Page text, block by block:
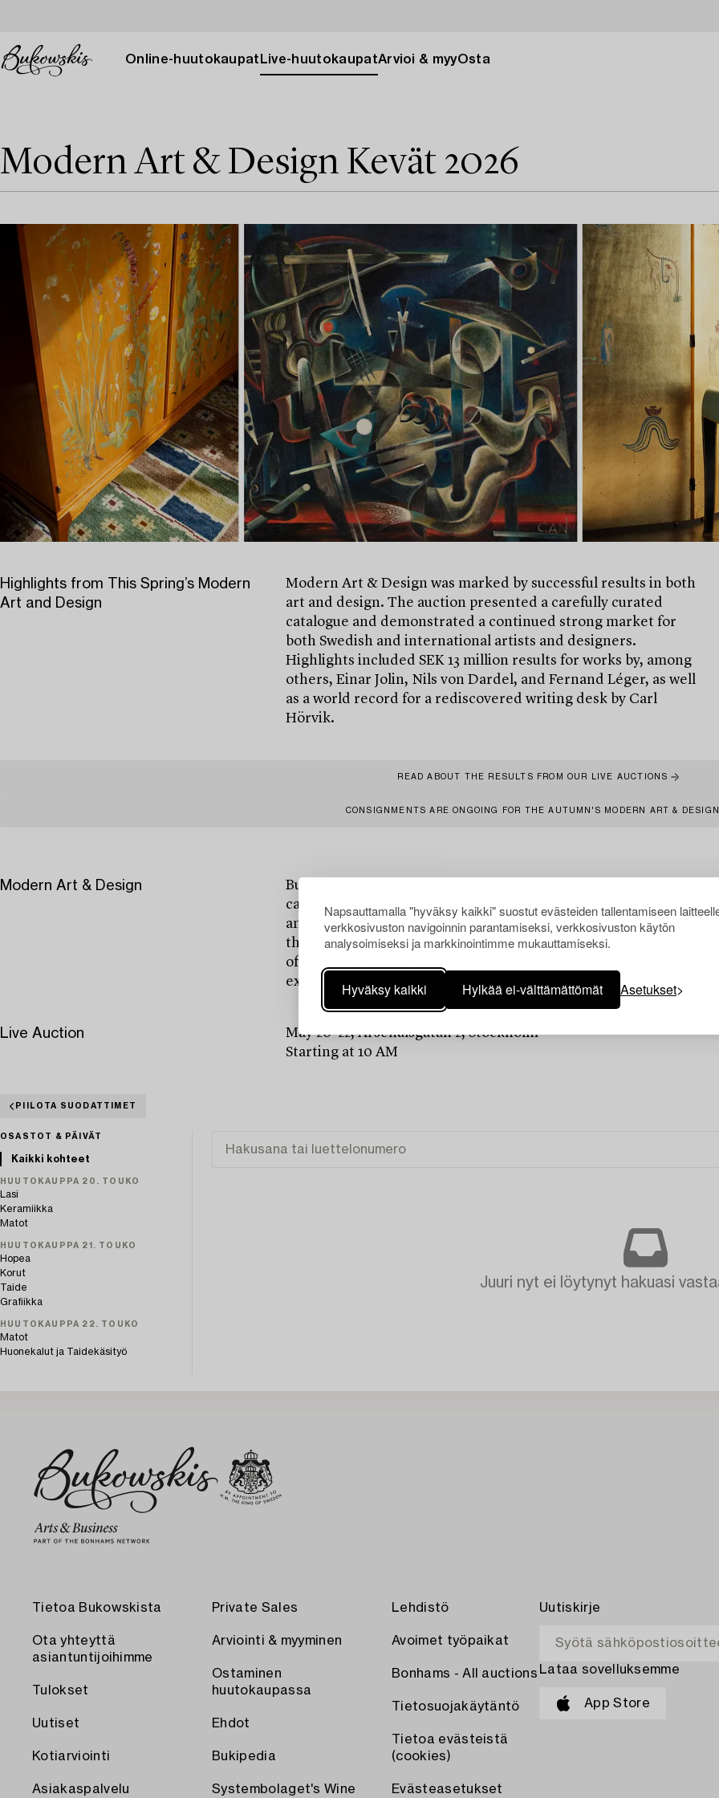
Napsauttamalla "hyväksy kaikki" suostut evästeiden tallentamiseen
verkkosivuston navigoinnin parantamiseksi, verkkosivuston käytön
analysoimiseksi ja markkinointimme mukauttamiseksi.
Hyväksy kaikki Hylkää ei-välttämättömät Asetukset
Online-huutokaupat Live-huutokaupatArvioi & myyOsta
Modern Art & Design Kevät 2026
Highlights from This Spring’s Modern
Art and Design
Modern Art & Design was marked by successful results in both
art and design. The auction presented a carefully curated
catalogue and demonstrated a continued strong market for
both Swedish and international artists and designers.
Highlights included SEK 13 million results for works by, among
others, Einar Jolin, Nils von Dardel, and Fernand Léger, as well
as a world record for a rediscovered writing desk by Carl
Hörvik.
READ ABOUT THE RESULTS FROM OUR LIVE AUCTIONS
CONSIGNMENTS ARE ONGOING FOR THE AUTUMN'S MODERN ART & DESIGN
Modern Art & Design
Bukowskis’ live auction Modern Art & Design presents a
carefully curated selection of modern art and design by Swedish
and international artists and designers. The auction spans from
the breakthrough of the early twentieth century to the height
of modernism in the mid-century period, offering a breadth of
expressions, materials and artistic perspectives.
Live Auction
May 20–22, Arsenalsgatan 2, Stockholm
Starting at 10 AM
PIILOTA SUODATTIMET
OSASTOT & PÄIVÄT
Kaikki kohteet
HUUTOKAUPPA 20. TOUKO
Lasi
Keramiikka
Matot
HUUTOKAUPPA 21. TOUKO
Hopea
Korut
Taide
Grafiikka
HUUTOKAUPPA 22. TOUKO
Matot
Huonekalut ja Taidekäsityö
Juuri nyt ei löytynyt hakuasi
Tietoa Bukowskista
Ota yhteyttä
asiantuntijoihimme
Tulokset
Uutiset
Kotiarviointi
Asiakaspalvelu
Private Sales
Arviointi & myyminen
Ostaminen
huutokaupassa
Ehdot
Bukipedia
Systembolaget's Wine
Lehdistö
Avoimet työpaikat
Bonhams - All auctions
Tietosuojakäytäntö
Tietoa evästeistä
(cookies)
Evästeasetukset
Uutiskirje
Lataa sovelluksemme
App Store